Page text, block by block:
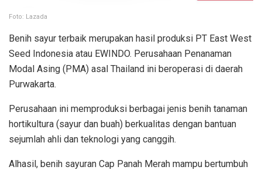
Foto: Lazada
Benih sayur terbaik merupakan hasil produksi PT East West
Seed Indonesia atau EWINDO. Perusahaan Penanaman
Modal Asing (PMA) asal Thailand ini beroperasi di daerah
Purwakarta.
Perusahaan ini memproduksi berbagai jenis benih tanaman
hortikultura (sayur dan buah) berkualitas dengan bantuan
sejumlah ahli dan teknologi yang canggih.
Alhasil, benih sayuran Cap Panah Merah mampu bertumbuh